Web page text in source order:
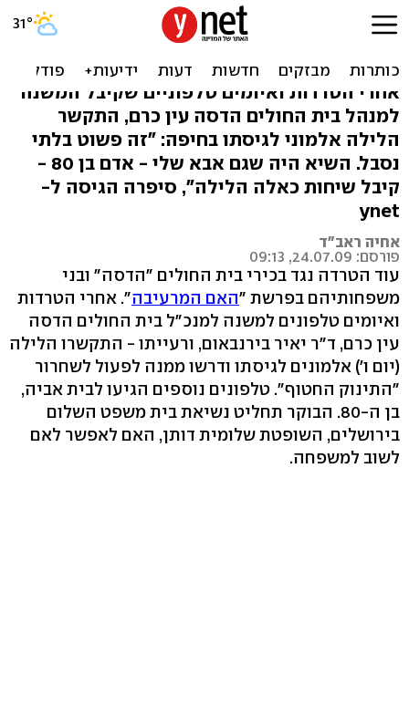
הוטרדו קרוביו של ד"ר
בירנבאום מהדסה
אחרי הטרדות ואיומים טלפוניים שקיבל המשנה
למנהל בית החולים הדסה עין כרם, התקשר
הלילה אלמוני לגיסתו בחיפה: "זה פשוט בלתי
נסבל. השיא היה שגם אבא שלי - אדם בן 80 -
קיבל שיחות כאלה הלילה", סיפרה הגיסה ל-
ynet
אחיה ראב"ד
פורסם: 24.07.09, 09:13
עוד הטרדה נגד בכירי בית החולים "הדסה" ובני
משפחותיהם בפרשת "האם המרעיבה". אחרי הטרדות
ואיומים טלפונים למשנה למנכ"ל בית החולים הדסה
עין כרם, ד"ר יאיר בירנבאום, ורעייתו - התקשרו הלילה
(יום ו') אלמונים לגיסתו ודרשו ממנה לפעול לשחרור
"התינוק החטוף". טלפונים נוספים הגיעו לבית אביה,
בן ה-80. הבוקר תחליט נשיאת בית משפט השלום
בירושלים, השופטת שלומית דותן, האם לאפשר לאם
לשוב למשפחה.